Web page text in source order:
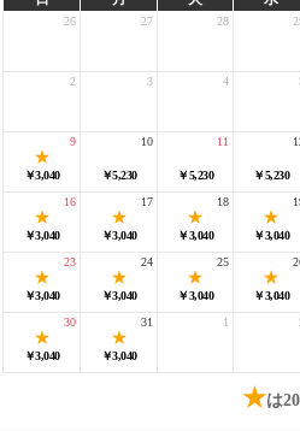
26 27 28
2 3 4
￥3,040
9
￥5,230
10
￥5,230
11
￥5,230
￥3,040
16
￥3,040
17
￥3,040
18
￥3,040
￥3,040
23
￥3,040
24
￥3,040
25
￥3,040
￥3,040
30
￥3,040
31 1
★は